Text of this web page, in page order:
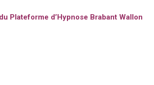
Plateforme d’Hypnose Brabant Wallon